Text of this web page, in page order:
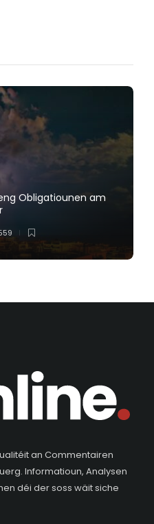
Obligatiounen am
an Commentairen
Informatioun, Analysen
déi der soss wäit siche